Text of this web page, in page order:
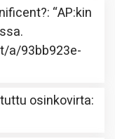
: “AP:kin
a/93bb923e-
osinkovirta: